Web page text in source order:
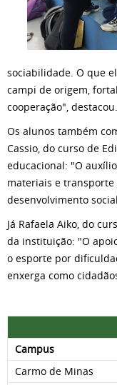
sociabilidade. O que
campi de origem,
cooperação", destacou.
Os alunos também
Cassio, do curso de
educacional: "O
materiais e
desenvolvimento
Já Rafaela Aiko, do
da instituição: "O
o esporte por
enxerga como
Raio-X
Campus
Carmo de Minas